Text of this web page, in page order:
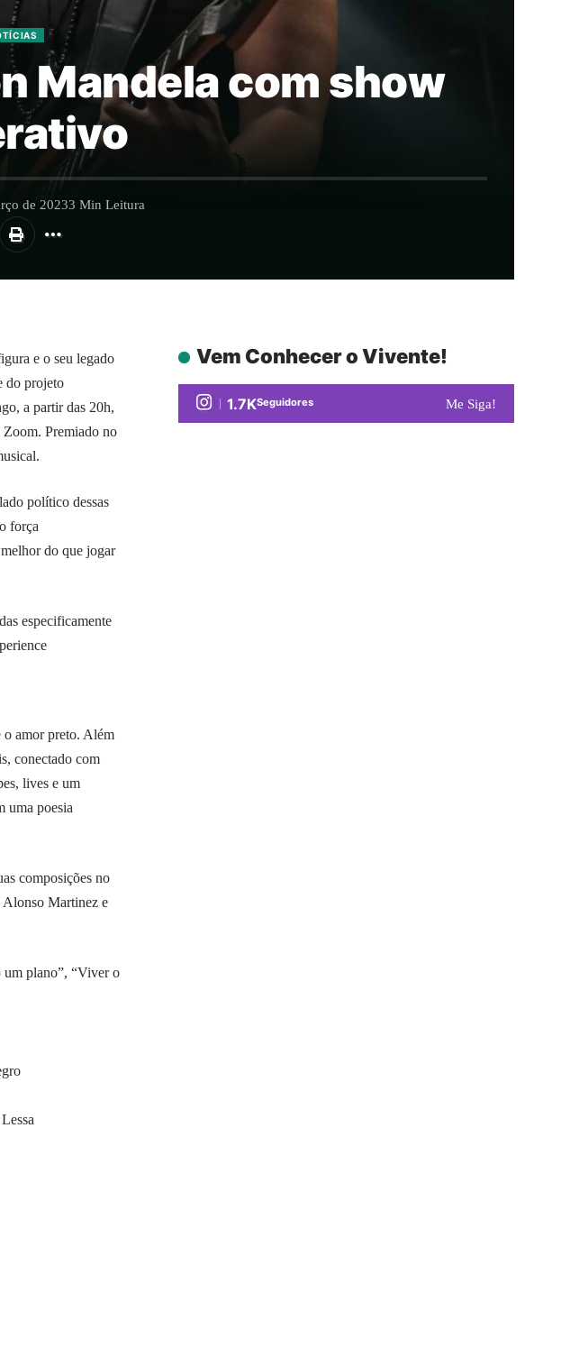
Mandela com show
de 20233 Min Leitura
e o seu legado
do projeto
a partir das 20h,
Zoom. Premiado no
político dessas
força
do que jogar
especificamente
o amor preto. Além
conectado com
lives e um
uma poesia
composições no
Alonso Martinez e
um plano”, “Viver o
Vem Conhecer o Vivente!
1.7KSeguidores Me Siga!